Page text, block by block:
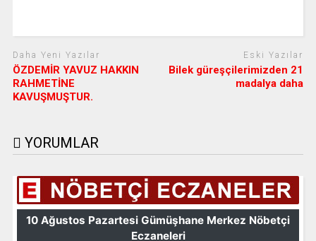
Daha Yeni Yazılar
ÖZDEMİR YAVUZ HAKKIN
RAHMETİNE
KAVUŞMUŞTUR.
Eski Yazılar
Bilek güreşçilerimizden 21
madalya daha
YORUMLAR